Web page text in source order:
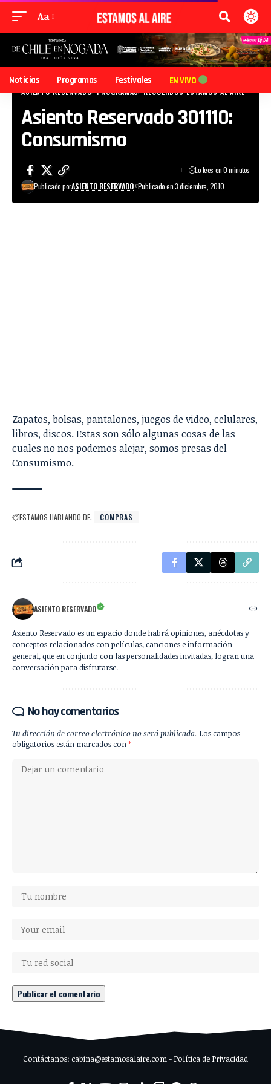
Aa
Noticias Programas Festivales EN VIVO
ASIENTO RESERVADO PROGRAMAS RECUERDOS ESTAMOS AL AIRE
Asiento Reservado 301110:
Consumismo
Publicado porASIENTO RESERVADO Publicado en 3 diciembre, 2010
Lo lees en 0 minutos
Zapatos, bolsas, pantalones, juegos de video, celulares,
libros, discos. Estas son sólo algunas cosas de las
cuales no nos podemos alejar, somos presas del
Consumismo.
ESTAMOS HABLANDO DE: COMPRAS
ASIENTO RESERVADO
Asiento Reservado es un espacio donde habrá opiniones, anécdotas y
conceptos relacionados con películas, canciones e información
general, que en conjunto con las personalidades invitadas, logran una
conversación para disfrutarse.
No hay comentarios
Tu dirección de correo electrónico no será publicada. Los campos
obligatorios están marcados con *
Contáctanos: cabina@estamosalaire.com - Política de Privacidad